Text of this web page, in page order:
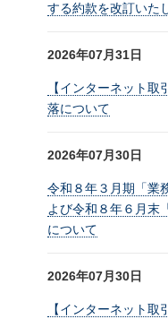
する約款を改訂いた
2026年07月31日
【インターネット
落について
2026年07月30日
令和８年３月期「業
よび令和８年６月末
について
2026年07月30日
【インターネット